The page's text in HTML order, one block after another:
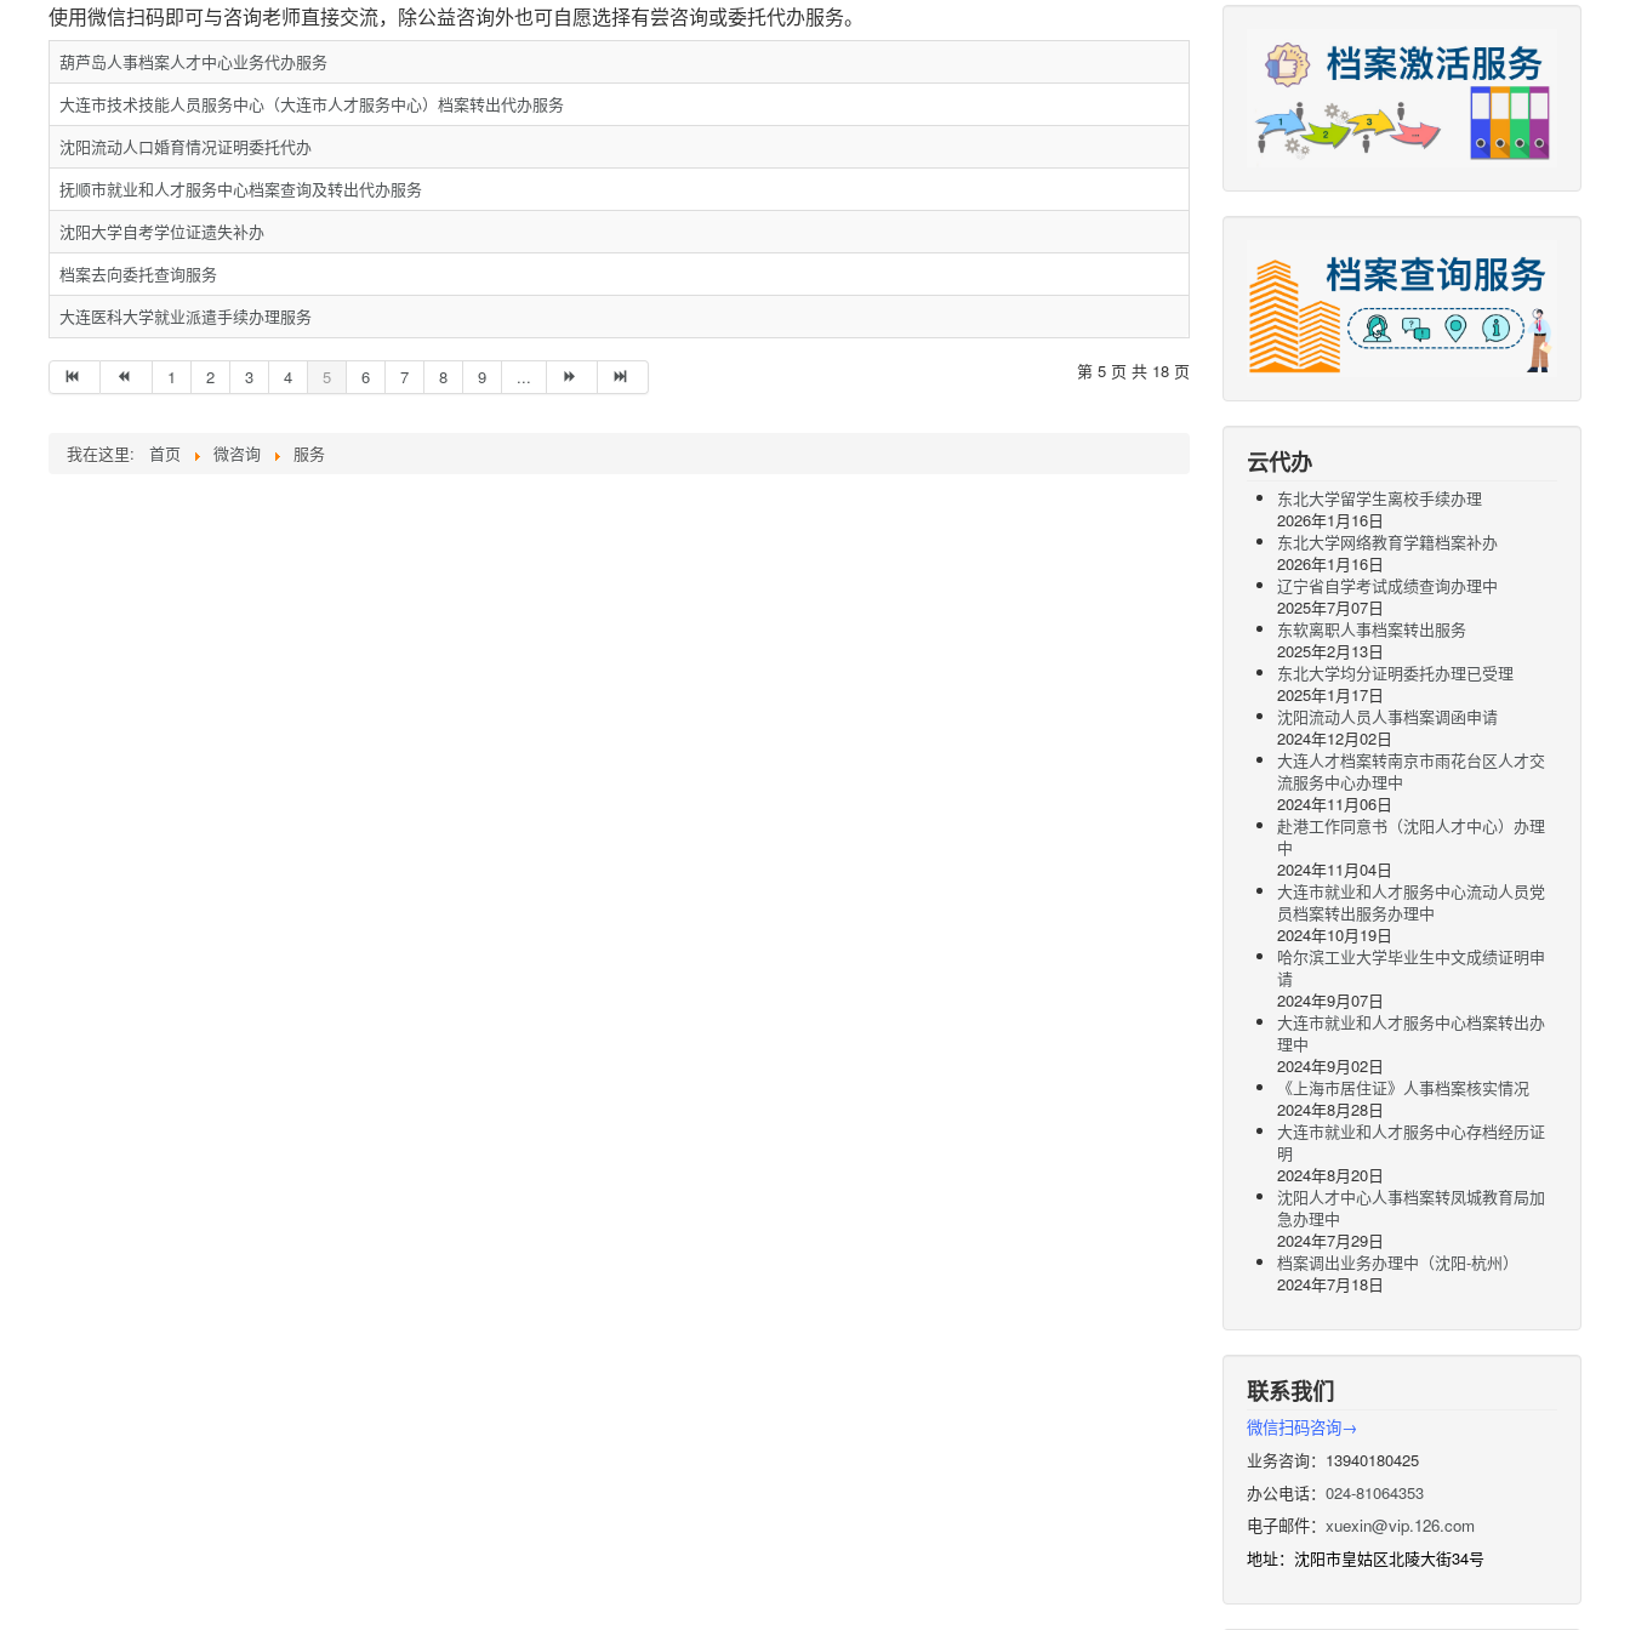
使用微信扫码即可与咨询老师直接交流，除公益咨询外也可自愿选择有尝咨询或委托代办服务。
葫芦岛人事档案人才中心业务代办服务
大连市技术技能人员服务中心（大连市人才服务中心）档案转出代办服务
沈阳流动人口婚育情况证明委托代办
抚顺市就业和人才服务中心档案查询及转出代办服务
沈阳大学自考学位证遗失补办
档案去向委托查询服务
大连医科大学就业派遣手续办理服务
第 5 页 共 18 页
1 2 3 4 5 6 7 8 9 ...
我在这里: 首页 微咨询 服务 云代办
东北大学留学生离校手续办理
2026年1月16日
东北大学网络教育学籍档案补办
2026年1月16日
辽宁省自学考试成绩查询办理中
2025年7月07日
东软离职人事档案转出服务
2025年2月13日
东北大学均分证明委托办理已受理
2025年1月17日
沈阳流动人员人事档案调函申请
2024年12月02日
大连人才档案转南京市雨花台区人才交
流服务中心办理中
2024年11月06日
赴港工作同意书（沈阳人才中心）办理
中
2024年11月04日
大连市就业和人才服务中心流动人员党
员档案转出服务办理中
2024年10月19日
哈尔滨工业大学毕业生中文成绩证明申
请
2024年9月07日
大连市就业和人才服务中心档案转出办
理中
2024年9月02日
《上海市居住证》人事档案核实情况
2024年8月28日
大连市就业和人才服务中心存档经历证
明
2024年8月20日
沈阳人才中心人事档案转凤城教育局加
急办理中
2024年7月29日
档案调出业务办理中（沈阳-杭州）
2024年7月18日
联系我们
微信扫码咨询→
业务咨询：13940180425
办公电话：024-81064353
电子邮件：xuexin@vip.126.com
地址：沈阳市皇姑区北陵大街34号